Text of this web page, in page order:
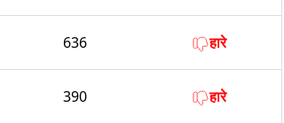
636 हारे
390 हारे